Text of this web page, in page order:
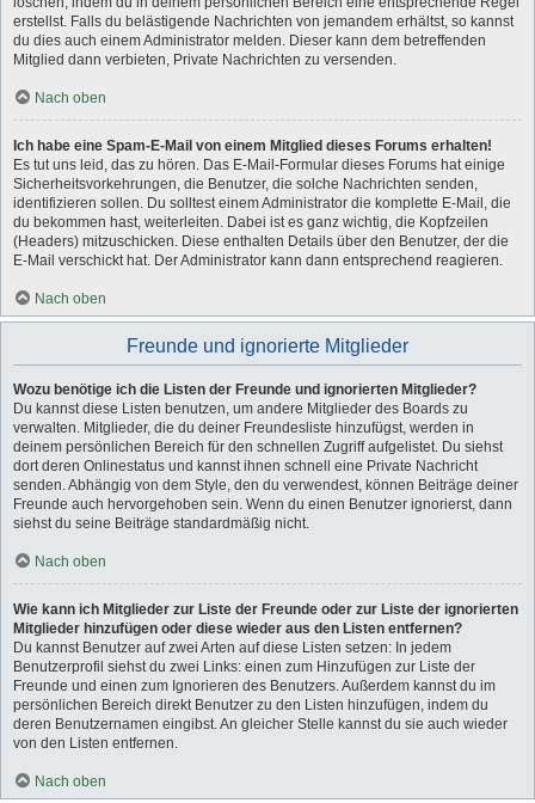
erstellst. Falls du belästigende Nachrichten von jemandem erhältst, so kannst
du dies auch einem Administrator melden. Dieser kann dem betreffenden
Mitglied dann verbieten, Private Nachrichten zu versenden.
Nach oben
Ich habe eine Spam-E-Mail von einem Mitglied dieses Forums erhalten!
Es tut uns leid, das zu hören. Das E-Mail-Formular dieses Forums hat einige
Sicherheitsvorkehrungen, die Benutzer, die solche Nachrichten senden,
identifizieren sollen. Du solltest einem Administrator die komplette E-Mail, die
du bekommen hast, weiterleiten. Dabei ist es ganz wichtig, die Kopfzeilen
(Headers) mitzuschicken. Diese enthalten Details über den Benutzer, der die
E-Mail verschickt hat. Der Administrator kann dann entsprechend reagieren.
Nach oben
Freunde und ignorierte Mitglieder
Wozu benötige ich die Listen der Freunde und ignorierten Mitglieder?
Du kannst diese Listen benutzen, um andere Mitglieder des Boards zu
verwalten. Mitglieder, die du deiner Freundesliste hinzufügst, werden in
deinem persönlichen Bereich für den schnellen Zugriff aufgelistet. Du siehst
dort deren Onlinestatus und kannst ihnen schnell eine Private Nachricht
senden. Abhängig von dem Style, den du verwendest, können Beiträge deiner
Freunde auch hervorgehoben sein. Wenn du einen Benutzer ignorierst, dann
siehst du seine Beiträge standardmäßig nicht.
Nach oben
Wie kann ich Mitglieder zur Liste der Freunde oder zur Liste der ignorierten
Mitglieder hinzufügen oder diese wieder aus den Listen entfernen?
Du kannst Benutzer auf zwei Arten auf diese Listen setzen: In jedem
Benutzerprofil siehst du zwei Links: einen zum Hinzufügen zur Liste der
Freunde und einen zum Ignorieren des Benutzers. Außerdem kannst du im
persönlichen Bereich direkt Benutzer zu den Listen hinzufügen, indem du
deren Benutzernamen eingibst. An gleicher Stelle kannst du sie auch wieder
von den Listen entfernen.
Nach oben